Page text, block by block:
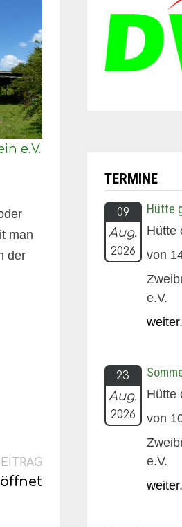
man
der
Nächster
Beitrag:
TERMINE
09
Aug.
2026
Hütte
Hütte
von
e.V.
23
Aug.
2026
Hütte
von
e.V.